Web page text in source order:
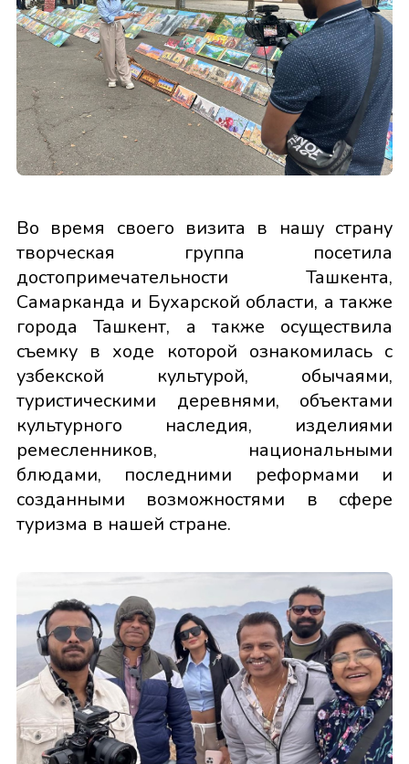
Во время своего визита в нашу страну
творческая группа посетила
достопримечательности Ташкента,
Самарканда и Бухарской области, а также
города Ташкент, а также осуществила
съемку в ходе которой ознакомилась с
узбекской культурой, обычаями,
туристическими деревнями, объектами
культурного наследия, изделиями
ремесленников, национальными
блюдами, последними реформами и
созданными возможностями в сфере
туризма в нашей стране.